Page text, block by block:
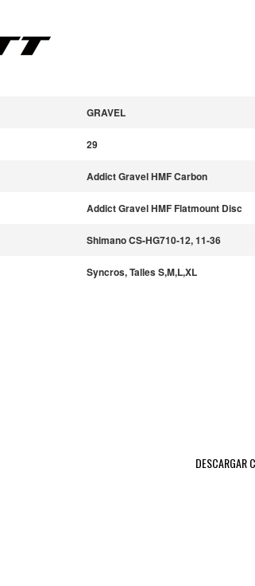
GRAVEL
29
Addict Gravel HMF Carbon
Addict Gravel HMF Flatmount Disc
Shimano CS-HG710-12, 11-36
Syncros, Talles S,M,L,XL
DESCARGAR